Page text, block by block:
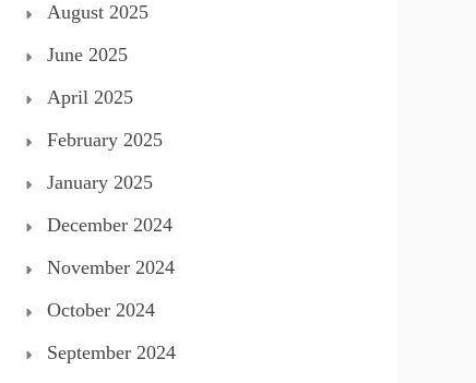
August 2025
June 2025
April 2025
February 2025
January 2025
December 2024
November 2024
October 2024
September 2024